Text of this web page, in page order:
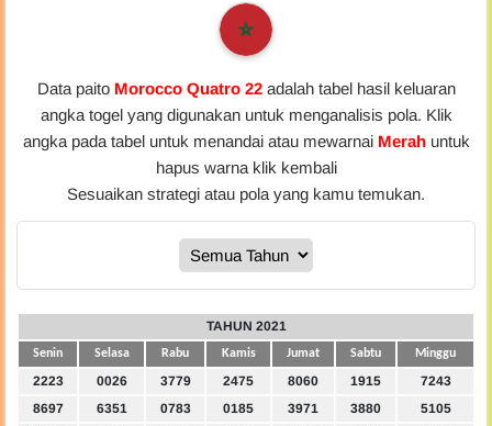
Data paito Morocco Quatro 22 adalah tabel hasil keluaran
angka togel yang digunakan untuk menganalisis pola. Klik
angka pada tabel untuk menandai atau mewarnai Merahuntuk
hapus warna klik kembali
Sesuaikan strategi atau pola yang kamu temukan.
TAHUN 2021
Senin Selasa Rabu Kamis Jumat Sabtu Minggu
2223 0026 3779 2475 8060 1915
7243
8697
6351 0783 0185 3971 3880
5105